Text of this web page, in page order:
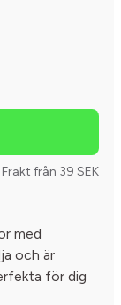
Frakt från 39 SEK
med
och är
för dig